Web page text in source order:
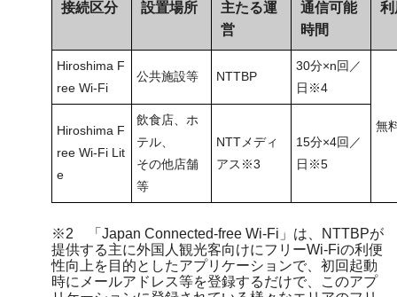
接続区分 設置場所
主たる運
営
通信可能
時間
Hiroshima F
ree Wi-Fi
公共施設等 NTTBP
30分×n回／
日※4
無
Hiroshima F
ree Wi-Fi Lit
e
飲食店、ホ
テル、
その他店舗
等
NTTメディ
アス※3
15分×4回／
日※5
※2 「Japan Connected-free Wi-Fi」は、NTTBPが
提供する主に外国人観光客向けにフリーWi-Fiの利便
性向上を目的としたアプリケーションで、初回起動
時にメールアドレス等を登録するだけで、このアプ